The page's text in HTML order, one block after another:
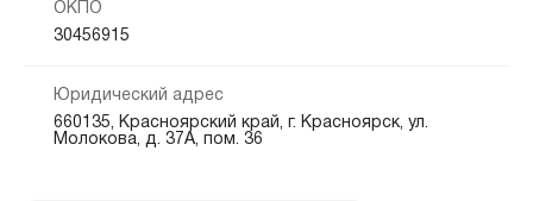
ОКПО
30456915
Юридический адрес
660135, Красноярский край, г. Красноярск, ул.
Молокова, д. 37А, пом. 36